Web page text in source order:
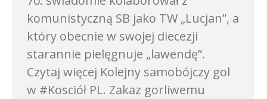
komunistyczną SB jako TW „Lucjan”, a
który obecnie w swojej diecezji
starannie pielęgnuje „lawendę”.
Czytaj więcej Kolejny samobójczy gol
w #Kosciół PL. Zakaz gorliwemu